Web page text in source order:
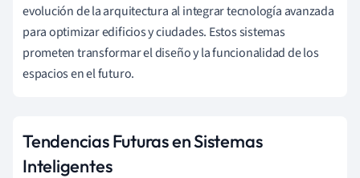
evolución de la arquitectura al integrar tecnología avanzada
para optimizar edificios y ciudades. Estos sistemas
prometen transformar el diseño y la funcionalidad de los
espacios en el futuro.
Tendencias Futuras en Sistemas
Inteligentes